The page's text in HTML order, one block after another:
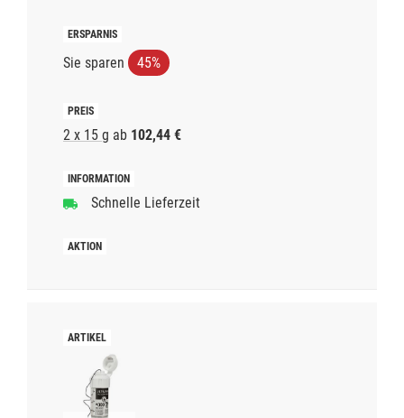
Sie sparen 45%
2 x 15 g ab 102,44 €
Schnelle Lieferzeit